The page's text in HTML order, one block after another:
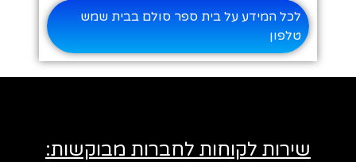
לכל המידע על בית ספר סולם בבית שמש
טלפון
שירות לקוחות לחברות מבוקשות: